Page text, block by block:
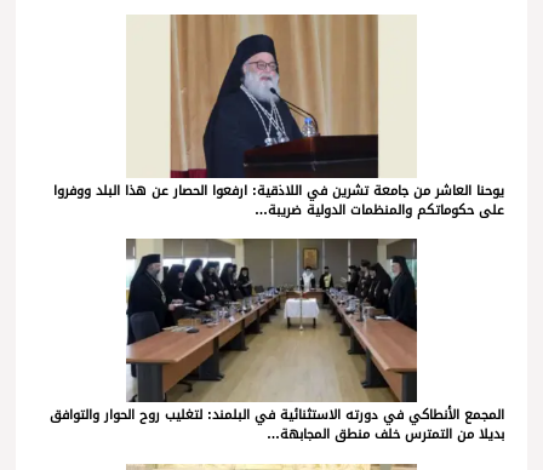
يوحنا العاشر من جامعة تشرين في اللاذقية: ارفعوا الحصار عن هذا البلد ووفروا
على حكوماتكم والمنظمات الدولية ضريبة…
المجمع الأنطاكي في دورته الاستثنائية في البلمند: لتغليب روح الحوار والتوافق
بديلا من التمترس خلف منطق المجابهة…